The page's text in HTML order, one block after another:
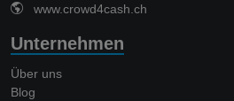
www.crowd4cash.ch
Unternehmen
Über uns
Blog